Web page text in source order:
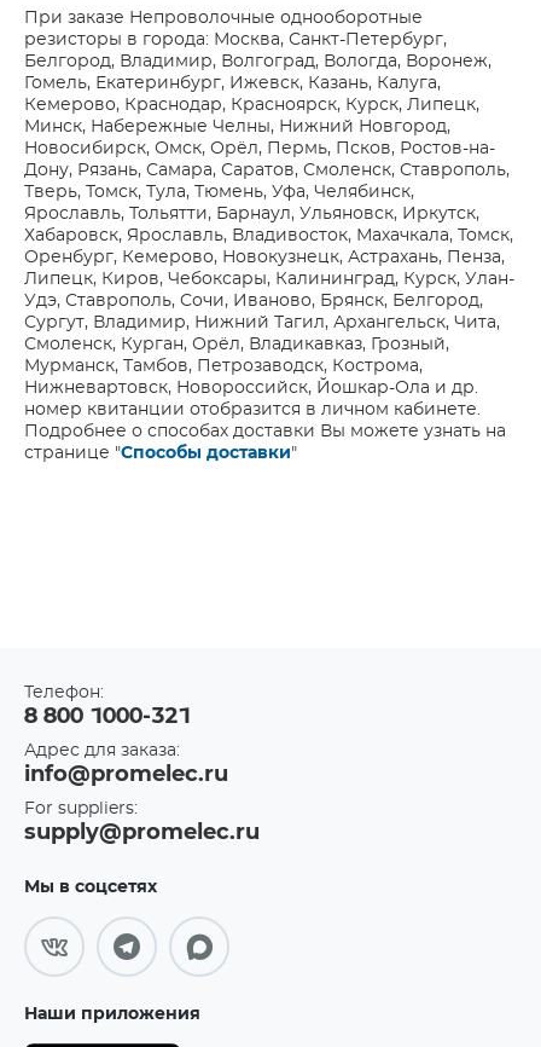
При заказе Непроволочные однооборотные
резисторы в города: Москва, Санкт-Петербург,
Белгород, Владимир, Волгоград, Вологда, Воронеж,
Гомель, Екатеринбург, Ижевск, Казань, Калуга,
Кемерово, Краснодар, Красноярск, Курск, Липецк,
Минск, Набережные Челны, Нижний Новгород,
Новосибирск, Омск, Орёл, Пермь, Псков, Ростов-на-
Дону, Рязань, Самара, Саратов, Смоленск, Ставрополь,
Тверь, Томск, Тула, Тюмень, Уфа, Челябинск,
Ярославль, Тольятти, Барнаул, Ульяновск, Иркутск,
Хабаровск, Ярославль, Владивосток, Махачкала, Томск,
Оренбург, Кемерово, Новокузнецк, Астрахань, Пенза,
Липецк, Киров, Чебоксары, Калининград, Курск, Улан-
Удэ, Ставрополь, Сочи, Иваново, Брянск, Белгород,
Сургут, Владимир, Нижний Тагил, Архангельск, Чита,
Смоленск, Курган, Орёл, Владикавказ, Грозный,
Мурманск, Тамбов, Петрозаводск, Кострома,
Нижневартовск, Новороссийск, Йошкар-Ола и др.
номер квитанции отобразится в личном кабинете.
Подробнее о способах доставки Вы можете узнать на
странице "Способы доставки"
Телефон:
8 800 1000-321
Адрес для заказа:
info@promelec.ru
For suppliers:
supply@promelec.ru
Мы в соцсетях
Наши приложения